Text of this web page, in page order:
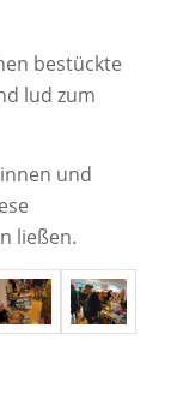
bestückte
lud zum
und
ließen.